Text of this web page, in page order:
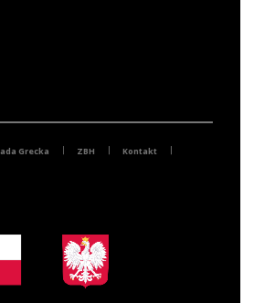
Grecka ZBH Kontakt